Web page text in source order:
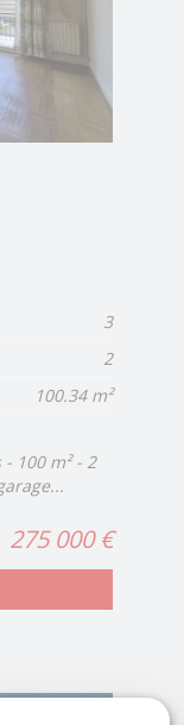
3
2
100.34 m²
100 m² - 2
275 000 €